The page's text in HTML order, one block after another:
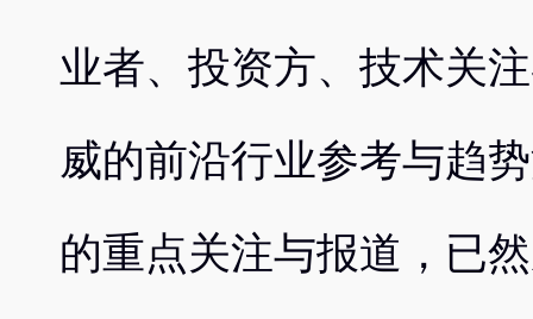
业者、投资方、技术关
威的前沿行业参考与趋
的重点关注与报道，已